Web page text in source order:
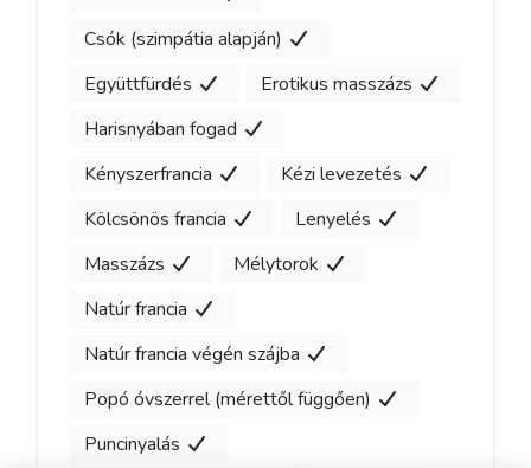
Csók (szimpátia alapján)
Együttfürdés
Erotikus masszázs
Harisnyában fogad
Kényszerfrancia
Kézi levezetés
Kölcsönös francia
Lenyelés
Masszázs
Mélytorok
Natúr francia
Natúr francia végén szájba
Popó óvszerrel (mérettől függően)
Puncinyalás